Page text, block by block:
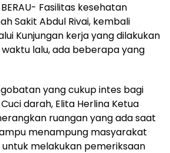
BERAU- Fasilitas kesehatan
Sakit Abdul Rivai, kembali
Kunjungan kerja yang dilakukan
lalu, ada beberapa yang
yang cukup intes bagi
darah, Elita Herlina Ketua
ruangan yang ada saat
menampung masyarakat
melakukan pemeriksaan